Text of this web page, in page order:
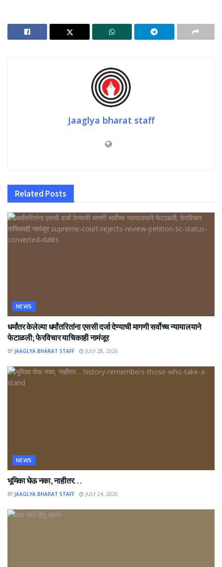
Jaaglya bharat staff
Related Posts
NEWS
धर्मांतर केलेल्या धर्मांतरितांना एससी दर्जा देण्याची मागणी सर्वोच्च न्यायालयाने
फेटाळली; फेरविचार याचिकाही नामंजूर
BY JAAGLYA BHARAT STAFF JULY 28, 2026
NEWS
भूमिका घेऊ नका, नाहीतर…
BY JAAGLYA BHARAT STAFF JULY 24, 2026